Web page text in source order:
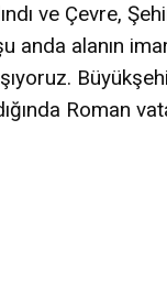
ve Çevre,
anda alanın
Roman